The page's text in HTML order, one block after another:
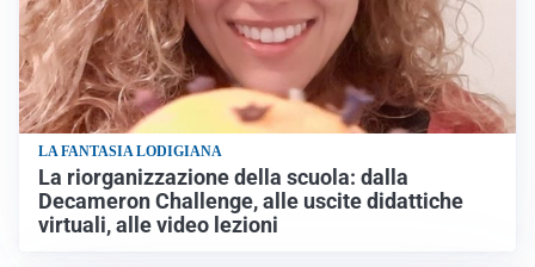
LA FANTASIA LODIGIANA
La riorganizzazione della scuola: dalla
Decameron Challenge, alle uscite didattiche
virtuali, alle video lezioni